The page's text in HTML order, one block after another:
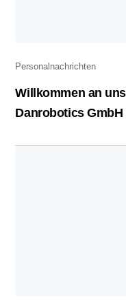
Personalnachrichten
Willkommen an
Danrobotics GmbH